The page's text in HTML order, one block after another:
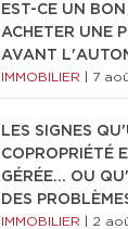
EST-CE UN
ACHETER UNE
AVANT
IMMOBILIER 7
LES SIGNES
COPROPRIÉTÉ
GÉRÉE… OU
DES
IMMOBILIER 2